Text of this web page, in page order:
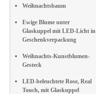
Weihnachtsbaum
Ewige Blume unter
Glaskuppel mit LED-Licht in
Geschenkverpackung
Weihnachts-Kunstblumen-
Gesteck
LED-beleuchtete Rose, Real
Touch, mit Glaskuppel